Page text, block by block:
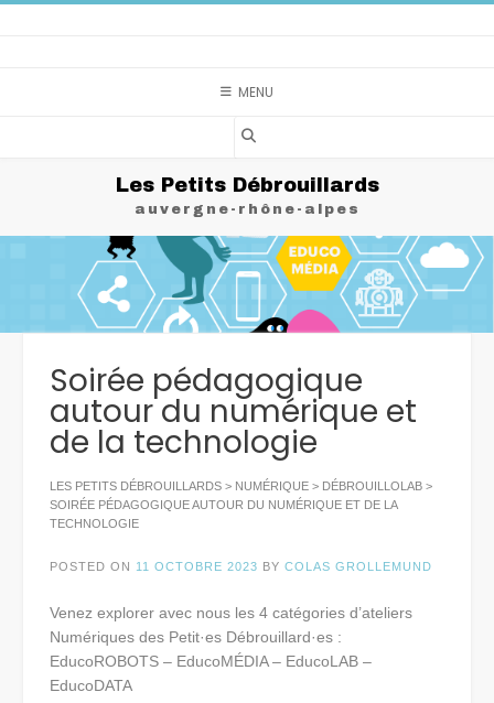
MENU
Les Petits Débrouillards
auvergne-rhône-alpes
Soirée pédagogique
autour du numérique et
de la technologie
LES PETITS DÉBROUILLARDS > NUMÉRIQUE > DÉBROUILLOLAB >
SOIRÉE PÉDAGOGIQUE AUTOUR DU NUMÉRIQUE ET DE LA
TECHNOLOGIE
POSTED ON 11 OCTOBRE 2023 BY COLAS GROLLEMUND
Venez explorer avec nous les 4 catégories d’ateliers
Numériques des Petit·es Débrouillard·es :
EducoROBOTS – EducoMÉDIA – EducoLAB –
EducoDATA